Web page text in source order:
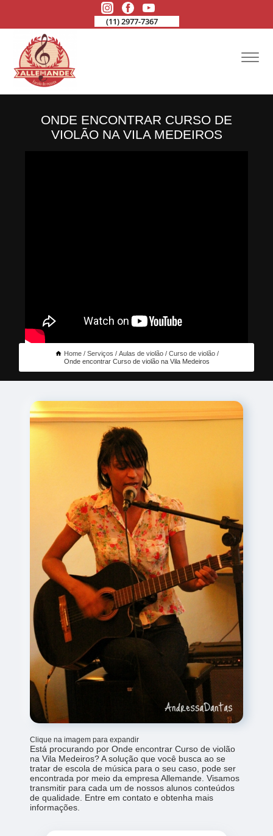
(11) 2977-7367
ONDE ENCONTRAR CURSO DE
VIOLÃO NA VILA MEDEIROS
Home Serviços Aulas de violão
Curso de violão
Onde encontrar Curso de violão na Vila Medeiros
Clique na imagem para expandir
Está procurando por Onde encontrar Curso de violão
na Vila Medeiros? A solução que você busca ao se
tratar de escola de música para o seu caso, pode ser
encontrada por meio da empresa Allemande. Visamos
transmitir para cada um de nossos alunos conteúdos
de qualidade. Entre em contato e obtenha mais
informações.